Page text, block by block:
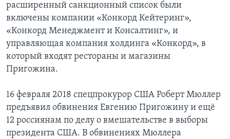
расширенный санкционный список были
включены компании «Конкорд Кейтеринг»,
«Конкорд Менеджмент и Консалтинг», и
управляющая компания холдинга «Конкорд», в
который входят рестораны и магазины
Пригожина.
16 февраля 2018 спецпрокурор США Роберт Мюллер
предъявил обвинения Евгению Пригожину и ещё
12 россиянам по делу о вмешательстве в выборы
президента США. В обвинениях Мюллера